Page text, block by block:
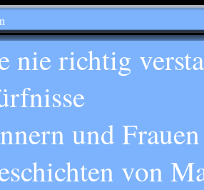
nie richtig
und
von